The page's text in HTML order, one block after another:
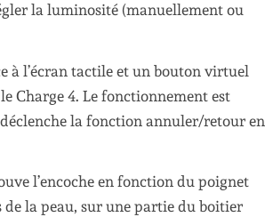
la luminosité (manuellement ou
à l’écran tactile et un bouton virtuel
Charge 4. Le fonctionnement est
la fonction annuler/retour en
l’encoche en fonction du poignet
de la peau, sur une partie du boitier